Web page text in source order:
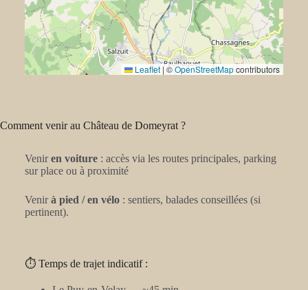
Leaflet |©OpenStreetMapcontributors
Comment venir au Château de Domeyrat ?
Veniren voiture: accès via les routes principales, parking
sur place ou à proximité
Venirà pied / en vélo: sentiers, balades conseillées (si
pertinent).
⏱️ Temps de trajet indicatif :